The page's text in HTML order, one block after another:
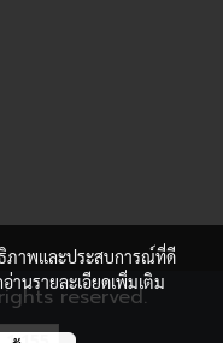
reserved.
ภาพและประสบการณ์ที่ดี
านรายละเอียดเพิ่มเติม